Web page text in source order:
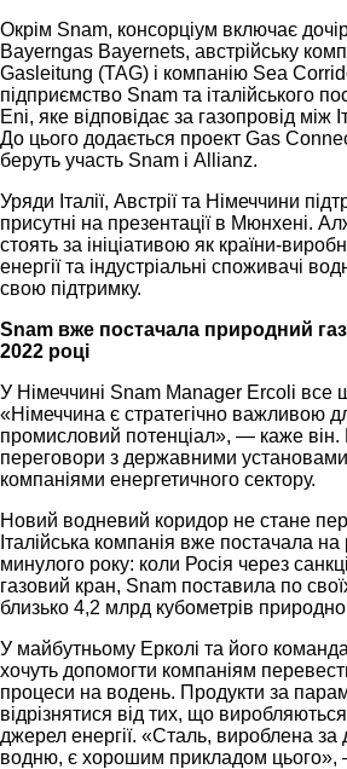
Окрім Snam, консорціум включає
Bayerngas Bayernets, австрійську
Gasleitung (TAG) і компанію Sea
підприємство Snam та італійського
Eni, яке відповідає за газопровід між
До цього додається проект Gas
беруть участь Snam і Allianz.
Уряди Італії, Австрії та Німеччини
присутні на презентації в Мюнхені.
стоять за ініціативою як країни-
енергії та індустріальні споживачі
свою підтримку.
Snam вже постачала природний
2022 році
У Німеччині Snam Manager Ercoli все
«Німеччина є стратегічно важливою
промисловий потенціал», — каже він.
переговори з державними
компаніями енергетичного сектору.
Новий водневий коридор не стане
Італійська компанія вже постачала
минулого року: коли Росія через
газовий кран, Snam поставила по
близько 4,2 млрд кубометрів
У майбутньому Ерколі та його
хочуть допомогти компаніям
процеси на водень. Продукти за
відрізнятися від тих, що
джерел енергії. «Сталь, вироблена
водню, є хорошим прикладом цього»,